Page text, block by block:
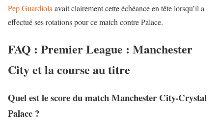
Pep Guardiola avait clairement cette échéance en tête lorsqu’il a
effectué ses rotations pour ce match contre Palace.
FAQ : Premier League : Manchester
City et la course au titre
Quel est le score du match Manchester City-Crystal
Palace ?